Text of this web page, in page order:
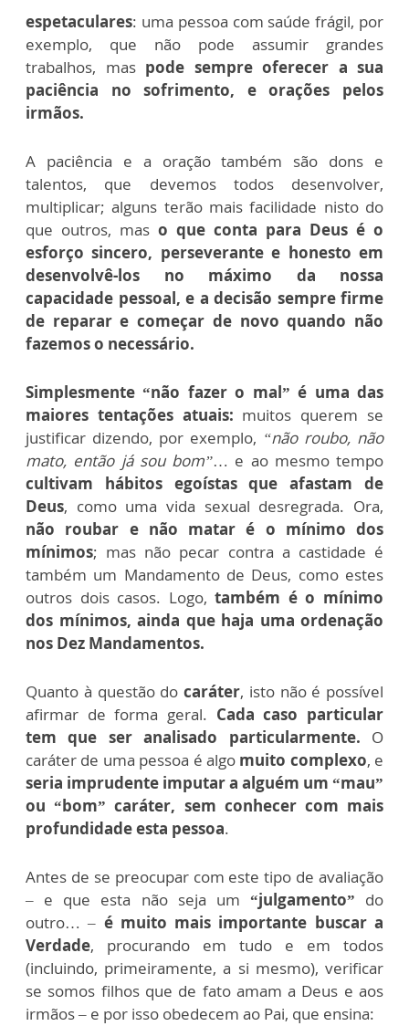
espetaculares: uma pessoa com saúde frágil, por
exemplo, que não pode assumir grandes
trabalhos, mas pode sempre oferecer a sua
paciência no sofrimento, e orações pelos
irmãos.
A paciência e a oração também são dons e
talentos, que devemos todos desenvolver,
multiplicar; alguns terão mais facilidade nisto do
que outros, mas o que conta para Deus é o
esforço sincero, perseverante e honesto em
desenvolvê-los no máximo da nossa
capacidade pessoal, e a decisão sempre firme
de reparar e começar de novo quando não
fazemos o necessário.
Simplesmente “não fazer o mal” é uma das
maiores tentações atuais: muitos querem se
justificar dizendo, por exemplo, “não roubo, não
mato, então já sou bom”… e ao mesmo tempo
cultivam hábitos egoístas que afastam de
Deus, como uma vida sexual desregrada. Ora,
não roubar e não matar é o mínimo dos
mínimos; mas não pecar contra a castidade é
também um Mandamento de Deus, como estes
outros dois casos. Logo,também é o mínimo
dos mínimos, ainda que haja uma ordenação
nos Dez Mandamentos.
Quanto à questão do caráter, isto não é possível
afirmar de forma geral. Cada caso particular
tem que ser analisado particularmente. O
caráter de uma pessoa é algo muito complexo, e
seria imprudente imputar a alguém um “mau”
ou “bom” caráter, sem conhecer com mais
profundidade esta pessoa.
Antes de se preocupar com este tipo de avaliação
– e que esta não seja um “julgamento” do
outro… – é muito mais importante buscar a
Verdade, procurando em tudo e em todos
(incluindo, primeiramente, a si mesmo), verificar
se somos filhos que de fato amam a Deus e aos
irmãos – e por isso obedecem ao Pai, que ensina: